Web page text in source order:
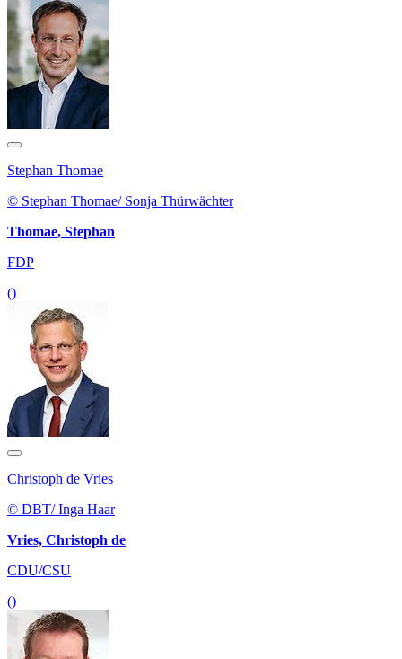
Stephan Thomae
© Stephan Thomae/ Sonja Thürwächter
Thomae, Stephan
FDP
()
Christoph de Vries
© DBT/ Inga Haar
Vries, Christoph de
CDU/CSU
()